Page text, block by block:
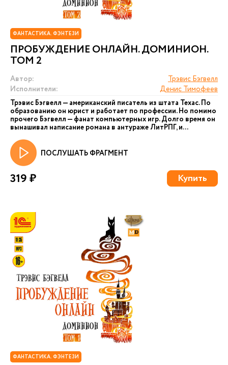
ФАНТАСТИКА. ФЭНТЕЗИ
ПРОБУЖДЕНИЕ ОНЛАЙН. ДОМИНИОН.
ТОМ 2
Автор:
Трэвис Бэгвелл
Исполнители:
Денис Тимофеев
Трэвис Бэгвелл — американский писатель из штата Техас. По
образованию он юрист и работает по профессии. Но помимо
прочего Бэгвелл — фанат компьютерных игр. Долго время он
вынашивал написание романа в антураже ЛитРПГ, и...
ПОСЛУШАТЬ ФРАГМЕНТ
319 ₽ Купить
ФАНТАСТИКА. ФЭНТЕЗИ